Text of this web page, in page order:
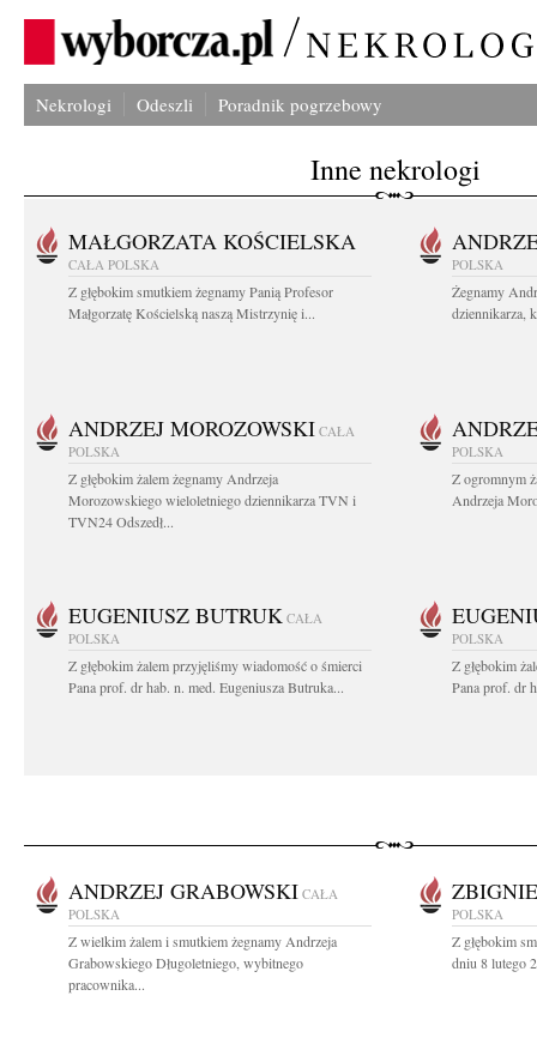
Nekrologi Odeszli Poradnik pogrzebowy
Inne nekrologi
MAŁGORZATA KOŚCIELSKA
CAŁA POLSKA
Z głębokim smutkiem żegnamy Panią Profesor
Małgorzatę Kościelską naszą Mistrzynię i...
POLSKA
Żegnamy
dziennikarza,
ANDRZEJ MOROZOWSKI CAŁA
POLSKA
Z głębokim żalem żegnamy Andrzeja
Morozowskiego wieloletniego dziennikarza TVN i
TVN24 Odszedł...
POLSKA
Z ogromnym
Andrzeja
EUGENIUSZ BUTRUK CAŁA
POLSKA
Z głębokim żalem przyjęliśmy wiadomość o śmierci
Pana prof. dr hab. n. med. Eugeniusza Butruka...
POLSKA
Z głębokim
Pana prof. dr
ANDRZEJ GRABOWSKI CAŁA
POLSKA
Z wielkim żalem i smutkiem żegnamy Andrzeja
Grabowskiego Długoletniego, wybitnego
pracownika...
POLSKA
Z głębokim
dniu 8 lutego